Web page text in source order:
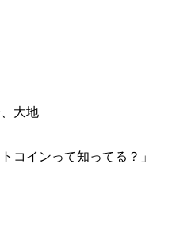
大地
コインって知ってる？」